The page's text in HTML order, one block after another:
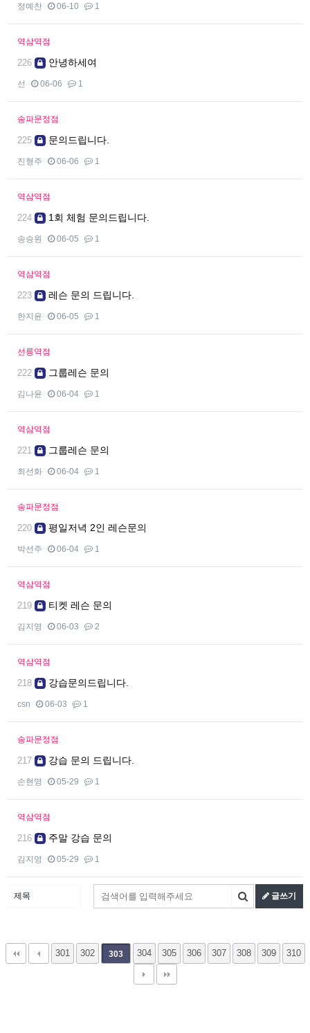
정예찬 06-10 1
역삼역점
226 안녕하세여
선 06-06 1
송파문정점
225 문의드립니다.
진형주 06-06 1
역삼역점
224 1회 체험 문의드립니다.
송승원 06-05 1
역삼역점
223 레슨 문의 드립니다.
한지윤 06-05 1
선릉역점
222 그룹레슨 문의
김나윤 06-04 1
역삼역점
221 그룹레슨 문의
최선화 06-04 1
송파문정점
220 평일저녁 2인 레슨문의
박선주 06-04 1
역삼역점
219 티켓 레슨 문의
김지영 06-03 2
역삼역점
218 강습문의드립니다.
csn 06-03 1
송파문정점
217 강습 문의 드립니다.
손현영 05-29 1
역삼역점
216 주말 강습 문의
김지영 05-29 1
글쓰기
301 302 303 304 305 306 307 308 309 310